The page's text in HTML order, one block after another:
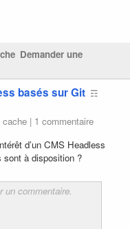
Demander une
basés sur Git ☶
cache | 1 commentaire
d’un CMS Headless
sont à disposition ?